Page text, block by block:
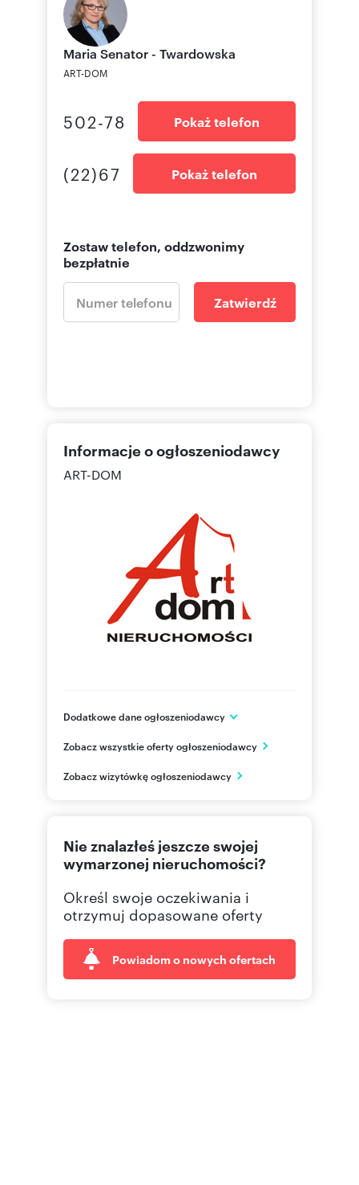
Maria Senator - Twardowska
ART-DOM
502-78 Pokaż telefon
(22)67 Pokaż telefon
Zostaw telefon, oddzwonimy
bezpłatnie
Zatwierdź
Informacje o ogłoszeniodawcy
ART-DOM
Dodatkowe dane ogłoszeniodawcy
Warszawa
PL
502 78 Pokaż telefon
Zobacz wszystkie oferty ogłoszeniodawcy
Zobacz wizytówkę ogłoszeniodawcy
Nie znalazłeś jeszcze swojej
wymarzonej nieruchomości?
Określ swoje oczekiwania i
otrzymuj dopasowane oferty
Powiadom o nowych ofertach